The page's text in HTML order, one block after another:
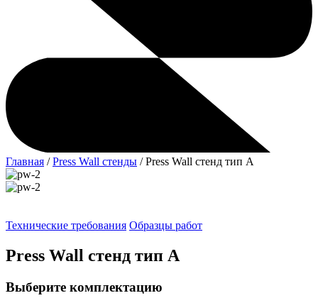
Главная /Press Wall стенды / Press Wall стенд тип А
Технические требования Образцы работ
Press Wall стенд тип А
Выберите комплектацию